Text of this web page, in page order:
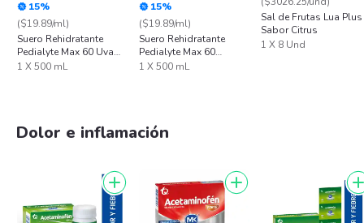
15%
($19.89/ml)
Suero Rehidratante
Pedialyte Max 60 Uva
Frasco 500 mL
1 X 500 mL
15%
($19.89/ml)
Suero Rehidratante
Pedialyte Max 60
Manzana Frasco 500
1 X 500 mL
Sal de Frutas Lua Plus
Sabor Citrus
1 X 8 Und
Dolor e inflamación